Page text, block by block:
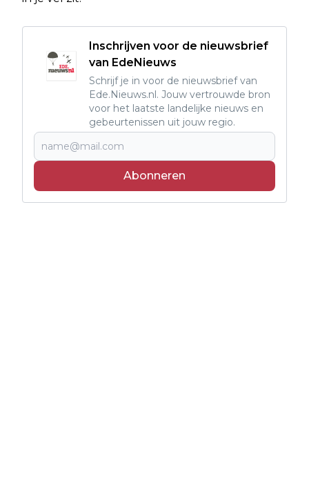
Inschrijven voor de nieuwsbrief
van EdeNieuws
Schrijf je in voor de nieuwsbrief van
Ede.Nieuws.nl. Jouw vertrouwde bron
voor het laatste landelijke nieuws en
gebeurtenissen uit jouw regio.
Abonneren